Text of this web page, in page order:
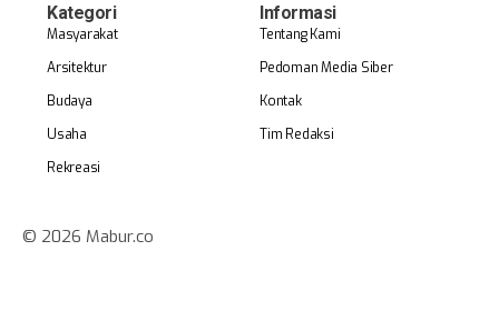
Kategori
Masyarakat
Arsitektur
Budaya
Usaha
Rekreasi
Informasi
Tentang Kami
Pedoman Media Siber
Kontak
Tim Redaksi
© 2026 Mabur.co